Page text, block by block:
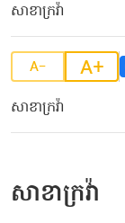
សាខាក្រវ៉ា
A- A+
សាខាក្រវ៉ា
សាខាក្រវ៉ា